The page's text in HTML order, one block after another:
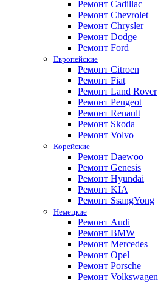
Ремонт Cadillac
Ремонт Chevrolet
Ремонт Chrysler
Ремонт Dodge
Ремонт Ford
Европейские
Ремонт Citroen
Ремонт Fiat
Ремонт Land Rover
Ремонт Peugeot
Ремонт Renault
Ремонт Skoda
Ремонт Volvo
Корейские
Ремонт Daewoo
Ремонт Genesis
Ремонт Hyundai
Ремонт KIA
Ремонт SsangYong
Немецкие
Ремонт Audi
Ремонт BMW
Ремонт Mercedes
Ремонт Opel
Ремонт Porsche
Ремонт Volkswagen